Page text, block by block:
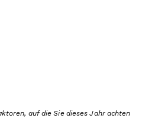
auf die Sie dieses Jahr achten